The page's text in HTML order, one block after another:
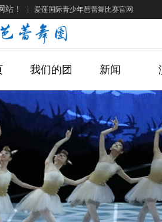
站！ 爱莲国际青少年芭蕾舞比赛官网
我们的团 新闻